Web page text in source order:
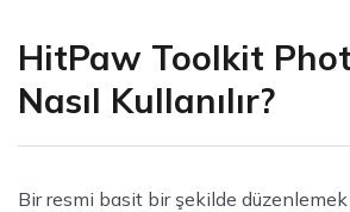
HitPaw Toolkit
Nasıl Kullanılır?
Bir resmi basit bir şekilde